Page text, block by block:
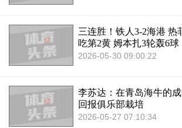
三连胜！铁人3-2海港 热
吃第2黄 姆本扎3轮轰6球
2026-05-30 09:00:22
李苏达：在青岛海牛的
回报俱乐部栽培
2026-05-27 07:10:34